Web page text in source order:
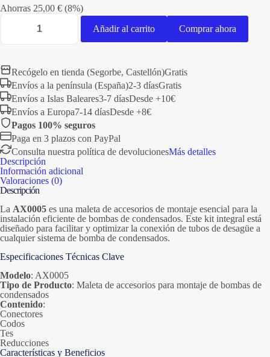
original
305,00 €.
actual
280,00 €.
Ahorras 25,00 € (8%)
accesorios
condensados
AX0005
cantidad
Añadir al carrito Comprar ahora
Recógelo en tienda (Segorbe, Castellón)Gratis
Envíos a la península (España)2-3 díasGratis
Envíos a Islas Baleares3-7 díasDesde +10€
Envíos a Europa7-14 díasDesde +8€
Pagos 100% seguros
Paga en 3 plazos con PayPal
Consulta nuestra política de devolucionesMás detalles
Descripción
Información adicional
Valoraciones (0)
Descripción
La AX0005 es una maleta de accesorios de montaje esencial para la
instalación eficiente de bombas de condensados. Este kit integral está
diseñado para facilitar y optimizar la conexión de tubos de desagüe a
cualquier sistema de bomba de condensados.
Especificaciones Técnicas Clave
Modelo: AX0005
Tipo de Producto: Maleta de accesorios para montaje de bombas de
condensados
Contenido:
Conectores
Codos
Tes
Reducciones
Características y Beneficios